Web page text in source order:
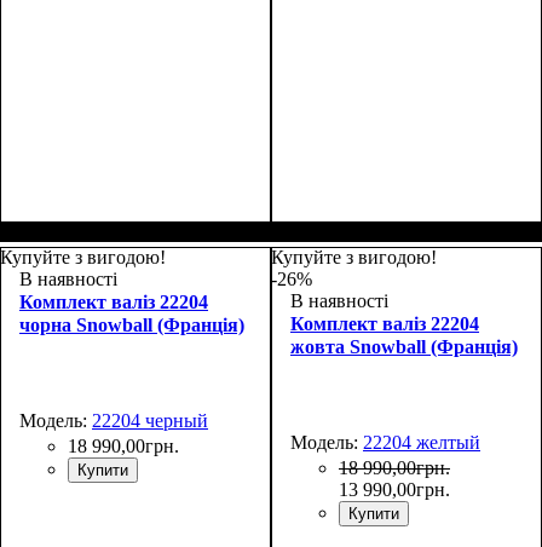
69х43х27+4
80х48х30+4
Купуйте з вигодою!
В наявності
Комплект валіз 22204
чорна Snowball (Франція)
Модель: 22204 черный
18 990,00грн.
Купити
Купуйте з вигодою!
-26%
В наявності
Комплект валіз 22204
жовта Snowball (Франція)
Модель: 22204 желтый
18 990,00грн.
13 990,00грн.
Купити